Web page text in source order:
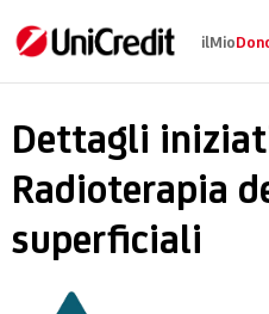
ilMio
Dettagli
Radioterapia
superficiali